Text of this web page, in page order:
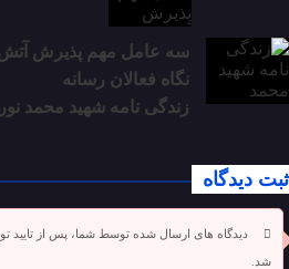
سه عامل مهم پذیرش
نگاه فعالان رسانه
زندگی نامه شهید محمد
ثبت دیدگاه
دیدگاه های ارسال شده توسط شما، پس از تایید
شد.